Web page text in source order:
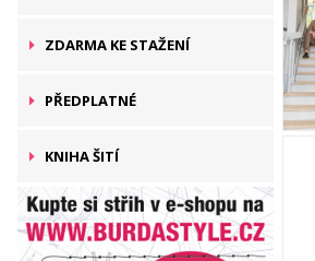
ZDARMA KE STAŽENÍ
PŘEDPLATNÉ
KNIHA ŠITÍ